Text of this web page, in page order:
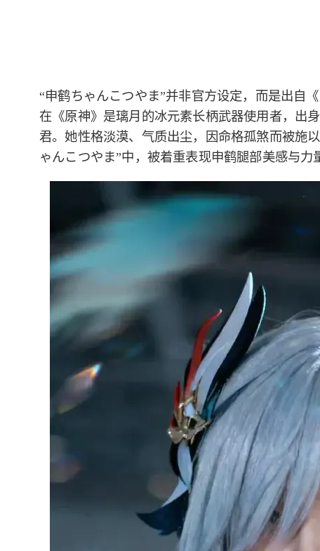
“申鹤ちゃんこつやま”并非官方设定，而是出自
在《原神》是璃月的冰元素长柄武器使用者，出
君。她性格淡漠、气质出尘，因命格孤煞而被施
ゃんこつやま”中，被着重表现申鹤腿部美感与力